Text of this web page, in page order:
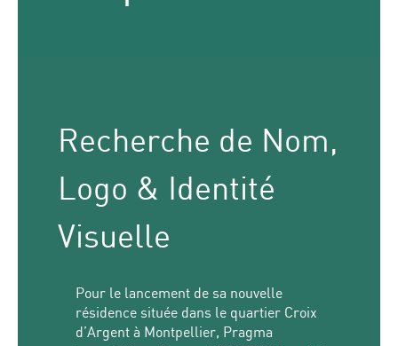
Recherche de Nom,
Logo & Identité
Visuelle
Pour le lancement de sa nouvelle
résidence située dans le quartier Croix
d’Argent à Montpellier, Pragma